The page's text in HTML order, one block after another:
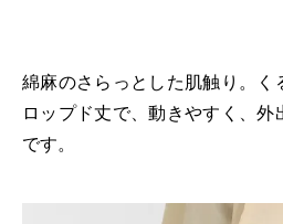
綿麻のさらっとした肌触り。く
ロップド丈で、動きやすく、
です。